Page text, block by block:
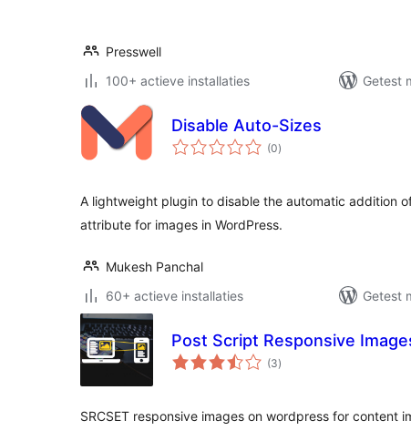
Presswell
100+ actieve installaties
Getest
Disable Auto-Sizes
(0totaal
waarderingen
)
A lightweight plugin to disable the automatic addition
attribute for images in WordPress.
Mukesh Panchal
60+ actieve installaties
Getest
Post Script Responsive
(3totaal
waarderingen
)
SRCSET responsive images on wordpress for content